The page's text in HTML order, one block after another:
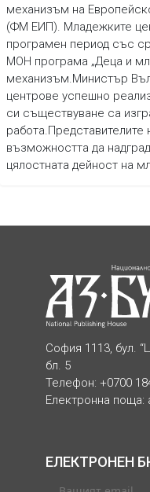
механизъм на
(ФМ ЕИП). Младежките
програмен период със
МОН програма „Деца и
механизъм.Министър
центрове успешно
си съществуване са
работа.Представителите
възможността да
цялостната дейност на
София 1113, бул.
бл. 5
Телефон: +0700
Електронна поща:
ЕЛЕКТРОНЕН